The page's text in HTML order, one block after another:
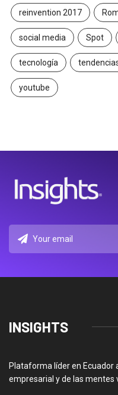
reinvention 2017
social media Spot
tecnología
youtube
INSIGHTS
Plataforma líder en Ecuador
empresarial y de las mentes